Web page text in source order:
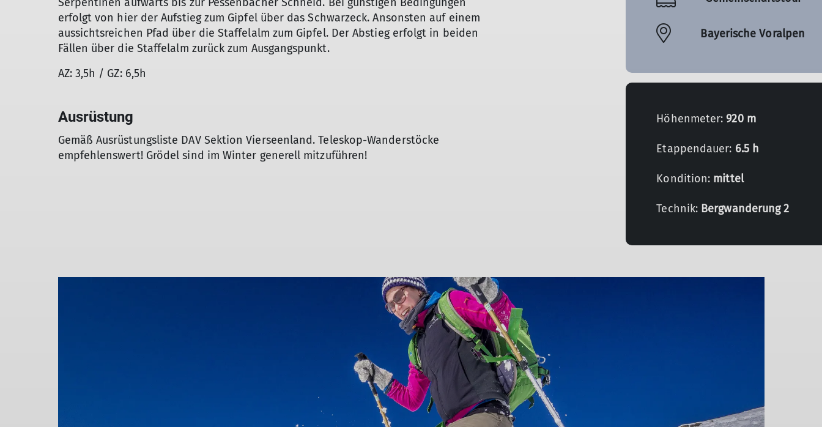
erfolgt von hier der Aufstieg zum Gipfel über das Schwarzeck. Ansonsten auf einem
aussichtsreichen Pfad über die Staffelalm zum Gipfel. Der Abstieg erfolgt in beiden
Fällen über die Staffelalm zurück zum Ausgangspunkt.
AZ: 3,5h / GZ: 6,5h
Ausrüstung
Gemäß Ausrüstungsliste DAV Sektion Vierseenland. Teleskop-Wanderstöcke
empfehlenswert! Grödel sind im Winter generell mitzuführen!
Bayerische Voralpen
Höhenmeter:920 m
Etappendauer: 6.5 h
Kondition: mittel
Technik: Bergwanderung 2